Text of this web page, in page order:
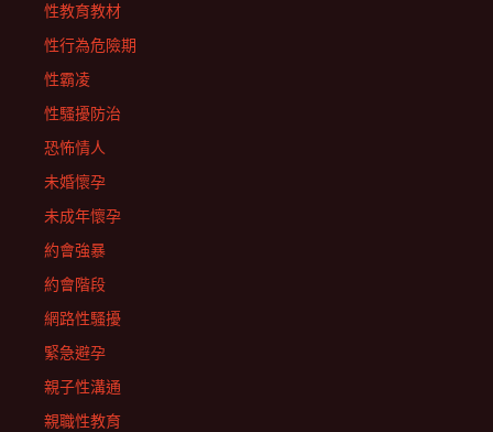
性教育教材
性行為危險期
性霸凌
性騷擾防治
恐怖情人
未婚懷孕
未成年懷孕
約會強暴
約會階段
網路性騷擾
緊急避孕
親子性溝通
親職性教育